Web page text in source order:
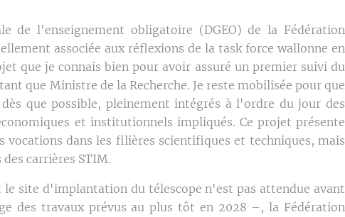
de l'enseignement obligatoire (DGEO) de la Fédération
associée aux réflexions de la task force wallonne en
que je connais bien pour avoir assuré un premier suivi du
que Ministre de la Recherche. Je reste mobilisée pour que
que possible, pleinement intégrés à l'ordre du jour des
et institutionnels impliqués. Ce projet présente
vocations dans les filières scientifiques et techniques, mais
carrières STIM.
le site d'implantation du télescope n'est pas attendue avant
des travaux prévus au plus tôt en 2028 –, la Fédération